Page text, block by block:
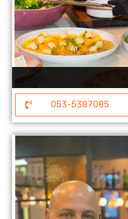
053-5387085